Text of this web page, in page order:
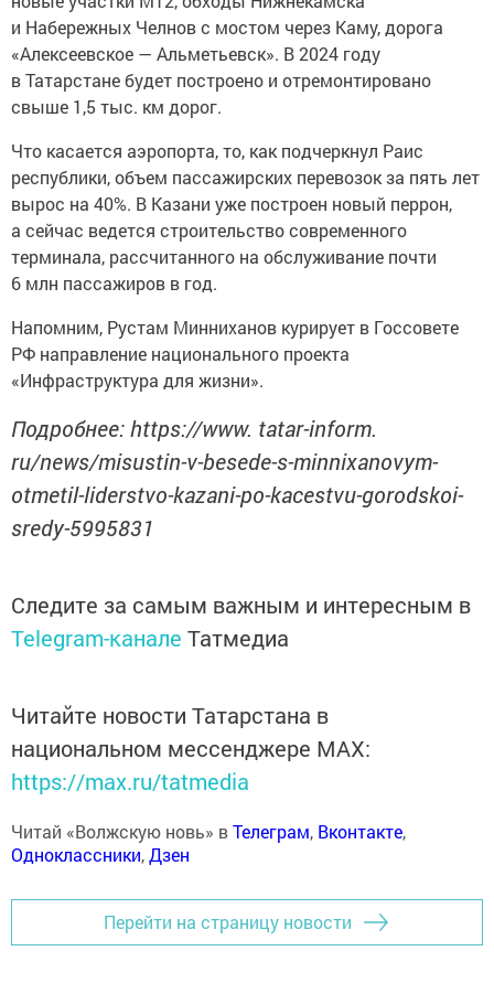
и Набережных Челнов с мостом через Каму, дорога
«Алексеевское — Альметьевск». В 2024 году
в Татарстане будет построено и отремонтировано
свыше 1,5 тыс. км дорог.
Что касается аэропорта, то, как подчеркнул Раис
республики, объем пассажирских перевозок за пять лет
вырос на 40%. В Казани уже построен новый перрон,
а сейчас ведется строительство современного
терминала, рассчитанного на обслуживание почти
6 млн пассажиров в год.
Напомним, Рустам Минниханов курирует в Госсовете
РФ направление национального проекта
«Инфраструктура для жизни».
Подробнее: https://www. tatar-inform.
ru/news/misustin-v-besede-s-minnixanovym-
otmetil-liderstvo-kazani-po-kacestvu-gorodskoi-
sredy-5995831
Следите за самым важным и интересным в
Telegram-канале Татмедиа
Читайте новости Татарстана в
национальном мессенджере MАХ:
https://max.ru/tatmedia
Читай «Волжскую новь» вТелеграм, Вконтакте,
Одноклассники,Дзен
Перейти на страницу новости